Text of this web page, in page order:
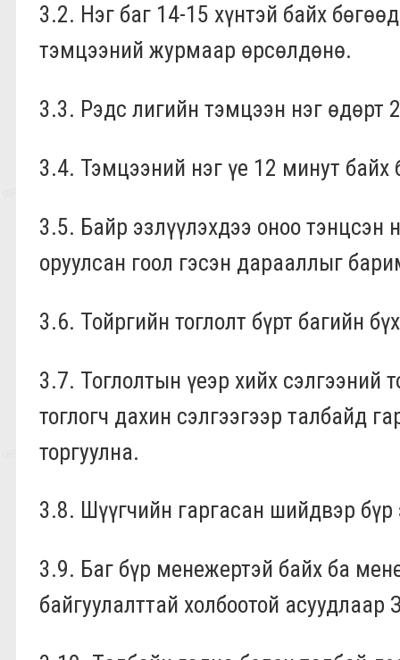
3.2. Нэг баг 14-15 хүнтэй байх
тэмцээний журмаар өрсөлдөнө.
3.3. Рэдс лигийн тэмцээн нэг өдөрт
3.4. Тэмцээний нэг үе 12 минут байх
3.5. Байр эзлүүлэхдээ оноо тэнцсэн
оруулсан гоол гэсэн дарааллыг
3.6. Тойргийн тоглолт бүрт багийн
3.7. Тоглолтын үеэр хийх сэлгээний
тоглогч дахин сэлгээгээр талбайд
торгуулна.
3.8. Шүүгчийн гаргасан шийдвэр
3.9. Баг бүр менежертэй байх ба
байгуулалттай холбоотой